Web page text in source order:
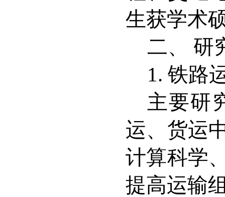
生获学术
二、 研
1. 铁路
主要研
运、货运
计算科学
提高运输